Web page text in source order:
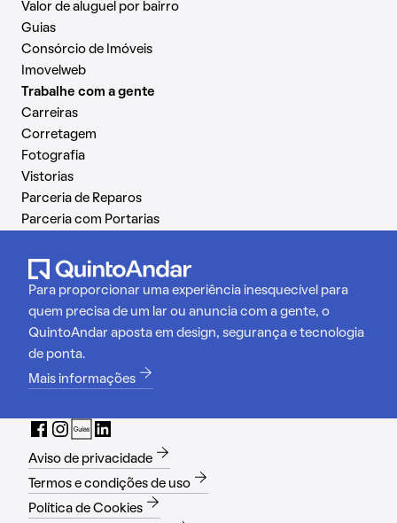
Valor de aluguel por bairro
Guias
Consórcio de Imóveis
Imovelweb
Trabalhe com a gente
Carreiras
Corretagem
Fotografia
Vistorias
Parceria de Reparos
Parceria com Portarias
Para proporcionar uma experiência inesquecível para
quem precisa de um lar ou anuncia com a gente, o
QuintoAndar aposta em design, segurança e tecnologia
de ponta.
Mais informações
Aviso de privacidade
Termos e condições de uso
Política de Cookies